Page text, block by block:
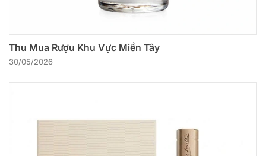
Thu Mua Rượu Khu Vực Miền Tây
30/05/2026